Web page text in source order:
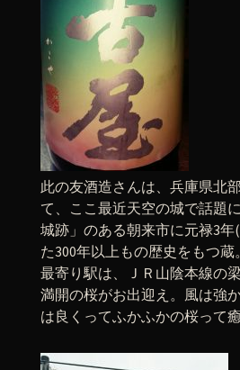
此の友酒造さんは、兵庫県北
て、ここ最近天空の城で話題
城跡」のある朝来市に元禄3年
た300年以上もの歴史をもつ蔵。
最寄り駅は、ＪＲ山陰本線の
満開の桜がお出迎え。風は強
は良くってふかふかの桜って癒